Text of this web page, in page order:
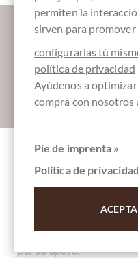
Déjanos
Otros clientes
Modicana Peru
Escriba la primera
por su apoyo.
permiten la
sirven para promover
configurarlas tú
política de privacidad
Ayúdenos a
compra con nosotros
Pie de imprenta »
Política de